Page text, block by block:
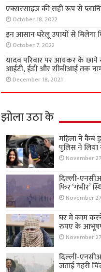
एक्सरसाइज की सही रूप से
October 18, 2022
इन आसान घरेलू उपायों से मिलेगा
October 7, 2022
यादव परिवार पर आयकर के
आईटी, ईडी और सीबीआई तक
December 18, 2021
झोला उठा के
महिला ने कैब
पुलिस ने लिया
November
दिल्ली-
फिर ‘गंभीर’
November
घर में काम
रुपए के
November
दिल्ली-
जताई गहरी